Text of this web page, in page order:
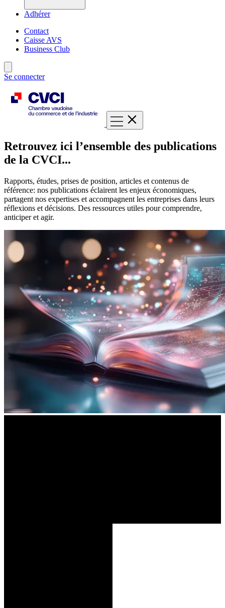
Adhérer
Contact
Caisse AVS
Business Club
Se connecter
Retrouvez ici l’ensemble des publications
de la CVCI...
Rapports, études, prises de position, articles et contenus de
référence: nos publications éclairent les enjeux économiques,
partagent nos expertises et accompagnent les entreprises dans leurs
réflexions et décisions. Des ressources utiles pour comprendre,
anticiper et agir.